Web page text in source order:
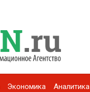
Экономика Аналитика